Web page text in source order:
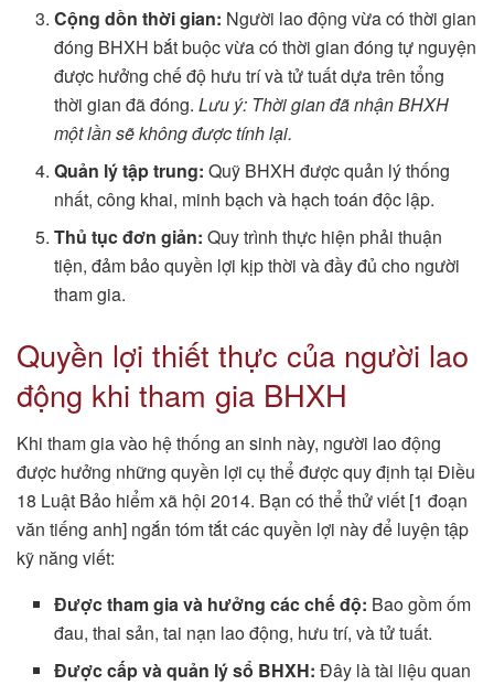
Cộng dồn thời gian: Người lao động vừa có thời gian
đóng BHXH bắt buộc vừa có thời gian đóng tự nguyện
được hưởng chế độ hưu trí và tử tuất dựa trên tổng
thời gian đã đóng.Lưu ý: Thời gian đã nhận BHXH
một lần sẽ không được tính lại.
Quản lý tập trung: Quỹ BHXH được quản lý thống
nhất, công khai, minh bạch và hạch toán độc lập.
Thủ tục đơn giản: Quy trình thực hiện phải thuận
tiện, đảm bảo quyền lợi kịp thời và đầy đủ cho người
tham gia.
Quyền lợi thiết thực của người lao
động khi tham gia BHXH
Khi tham gia vào hệ thống an sinh này, người lao động
được hưởng những quyền lợi cụ thể được quy định tại Điều
18 Luật Bảo hiểm xã hội 2014. Bạn có thể thử viết [1 đoạn
văn tiếng anh] ngắn tóm tắt các quyền lợi này để luyện tập
kỹ năng viết:
Được tham gia và hưởng các chế độ: Bao gồm ốm
đau, thai sản, tai nạn lao động, hưu trí, và tử tuất.
Được cấp và quản lý sổ BHXH: Đây là tài liệu quan